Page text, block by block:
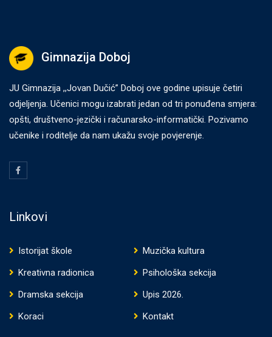
Gimnazija Doboj
JU Gimnazija ,,Jovan Dučić” Doboj ove godine upisuje četiri
odjeljenja. Učenici mogu izabrati jedan od tri ponuđena smjera:
opšti, društveno-jezički i računarsko-informatički. Pozivamo
učenike i roditelje da nam ukažu svoje povjerenje.
Linkovi
Istorijat škole
Muzička kultura
Kreativna radionica
Psihološka sekcija
Dramska sekcija
Upis 2026.
Koraci
Kontakt